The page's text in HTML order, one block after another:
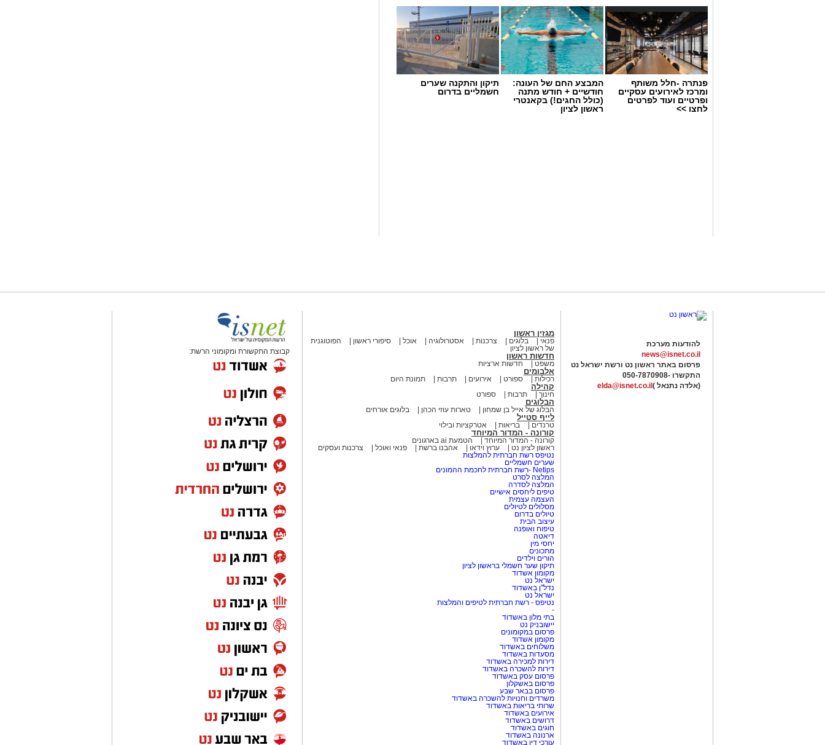
יש לכם מידע חשוב שטרם נחשף? צילומים מאירוע חדשותי? מצאתם טעות
פנתרה -חלל משותף
ומרכז לאירועים עסקיים
ופרטיים ועוד לפרטים
לחצו >>
המבצע החם של העונה:
חודשיים + חודש מתנה
(כולל החגים!) בקאנטרי
ראשון לציון
תיקון והתקנה שערים
חשמליים בדרום
להודעות מערכת
news@isnet.co.il
פרסום באתר ראשון נט ורשת ישראל נט
התקשרו -050-7870908
(אלדה נתנאל ) elda@isnet.co.il
מגזין ראשון
פנאי בלוגים צרכנות אסטרולוגיה אוכל סיפורי ראשון
הפוטוגנית
של ראשון לציון
חדשות ראשון
משפט חדשות ארציות
אלבומים
רכילות ספורט אירועים תרבות תמונת היום
קהילה
חינוך תרבות ספורט
הבלוגים
הבלוג של אייל בן שמחון טארות עוזי הכהן בלוגים אורחים
לייף סטייל
טרנדים בריאות אטרקציות ובילוי
קורונה - המדור המיוחד
קורונה - המדור המיוחד
הטמעת ai בארגונים
ראשון לציון נט
ערוץ וידאו אהבנו ברשת פנאי ואוכל
צרכנות ועסקים
נטיפס רשת חברתית להמלצות
שערים חשמליים
Netips -רשת חברתית לחכמת ההמונים
המלצה לסרט
המלצה לסדרה
טיפים ליחסים אישיים
העצמה עצמית
מסלולים לטיולים
טיולים בדרום
עיצוב הבית
טיפוח ואופנה
דיאטה
יחסי מין
מתכונים
הורים וילדים
תיקון שער חשמלי בראשון לציון
מקומון אשדוד
ישראל נט
נדל"ן באשדוד
ישראל נט
נטיפס - רשת חברתית לטיפים והמלצות
-
בתי מלון באשדוד
יישובניק נט
פרסום במקומונים
מקומון אשדוד
משלוחים באשדוד
מסעדות באשדוד
דירות למכירה באשדוד
דירות להשכרה באשדוד
פרסום עסק באשדוד
פרסום באשקלון
פרסום בבאר שבע
משרדים וחנויות להשכרה באשדוד
שרותי בריאות באשדוד
אירועים באשדוד
דרושים באשדוד
חוגים באשדוד
ארנונה באשדוד
עורכי דין באשדוד
קבוצת התקשורת ומקומוני הרשת: